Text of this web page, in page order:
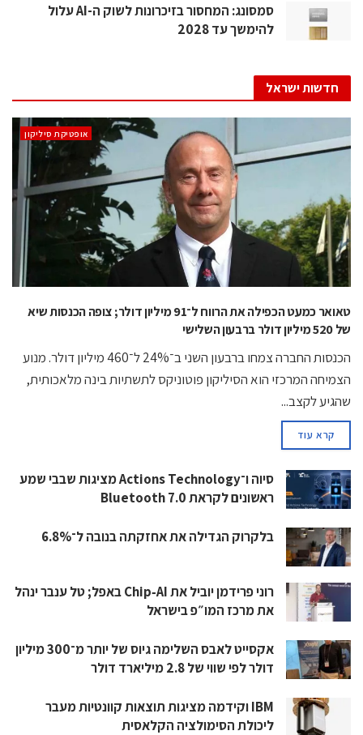
סמסונג: המחסור בזיכרונות לשוק ה-AI עלול
להימשך עד 2028
חדשות ישראל
אופטיקת סיליקון
טאואר כמעט הכפילה את הרווח ל־91 מיליון דולר; צופה הכנסות שיא
של 520 מיליון דולר ברבעון השלישי
הכנסות החברה צמחו ברבעון השני ב־24% ל־460 מיליון דולר. מנוע
הצמיחה המרכזי הוא הסיליקון פוטוניקס לתשתיות בינה מלאכותית,
שהגיע לקצב...
קרא עוד
סיוה ו־Actions Technology מציגות שבבי שמע
ראשונים לקראת Bluetooth 7.0
בלקרוק הגדילה את אחזקתה בנובה ל־6.8%
רוני פרידמן יוביל את Chip‑AI באפל; טל ענבר ינהל
את מרכז המו״פ בישראל
אקסייט לאבס השלימה גיוס של יותר מ־300 מיליון
דולר לפי שווי של 2.8 מיליארד דולר
IBM וקידמה מציגות תוצאות קוונטיות מעבר
ליכולת הסימולציה הקלאסית